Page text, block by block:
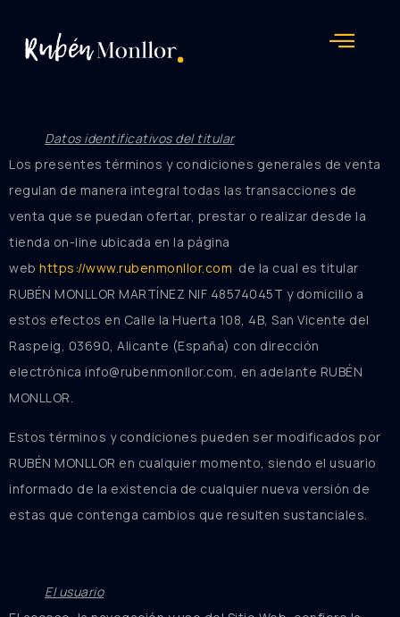
Datos identificativos del titular
Los presentes términos y condiciones generales de venta
regulan de manera integral todas las transacciones de
venta que se puedan ofertar, prestar o realizar desde la
tienda on-line ubicada en la página
web https://www.rubenmonllor.com de la cual es titular
RUBÉN MONLLOR MARTÍNEZ NIF 48574045T y domicilio a
estos efectos en Calle la Huerta 108, 4B, San Vicente del
Raspeig, 03690, Alicante (España) con dirección
electrónica info@rubenmonllor.com, en adelante RUBÉN
MONLLOR.
Estos términos y condiciones pueden ser modificados por
RUBÉN MONLLOR en cualquier momento, siendo el usuario
informado de la existencia de cualquier nueva versión de
estas que contenga cambios que resulten sustanciales.
El usuario